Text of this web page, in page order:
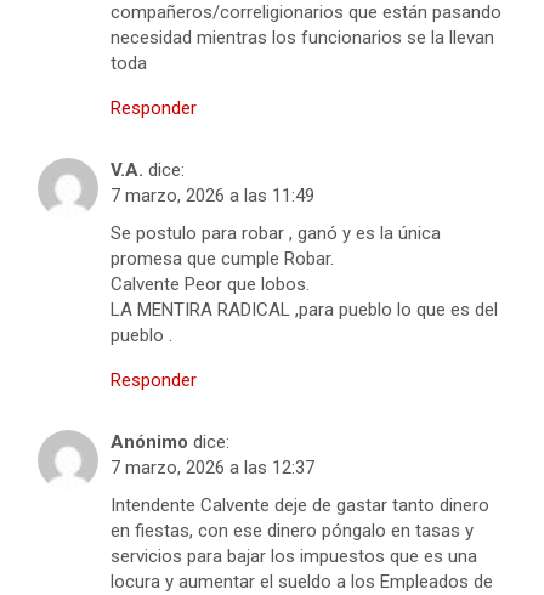
compañeros/correligionarios que están pasando
necesidad mientras los funcionarios se la llevan
toda
Responder
V.A. dice:
7 marzo, 2026 a las 11:49
Se postulo para robar , ganó y es la única
promesa que cumple Robar.
Calvente Peor que lobos.
LA MENTIRA RADICAL ,para pueblo lo que es del
pueblo .
Responder
Anónimo dice:
7 marzo, 2026 a las 12:37
Intendente Calvente deje de gastar tanto dinero
en fiestas, con ese dinero póngalo en tasas y
servicios para bajar los impuestos que es una
locura y aumentar el sueldo a los Empleados de